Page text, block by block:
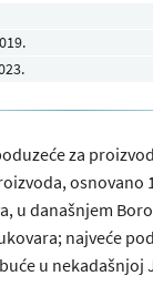
.
za
osnovano
u današnjem
najveće
u nekadašnjoj